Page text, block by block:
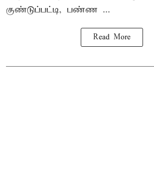
குண்டுப்பட்டி, பண்ண ...
Read More